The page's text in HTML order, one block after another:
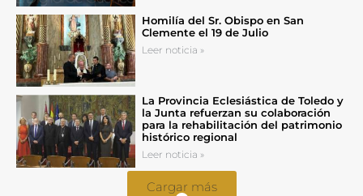
Homilía del Sr. Obispo en San
Clemente el 19 de Julio
Leer noticia »
La Provincia Eclesiástica de Toledo y
la Junta refuerzan su colaboración
para la rehabilitación del patrimonio
histórico regional
Leer noticia »
Cargar más